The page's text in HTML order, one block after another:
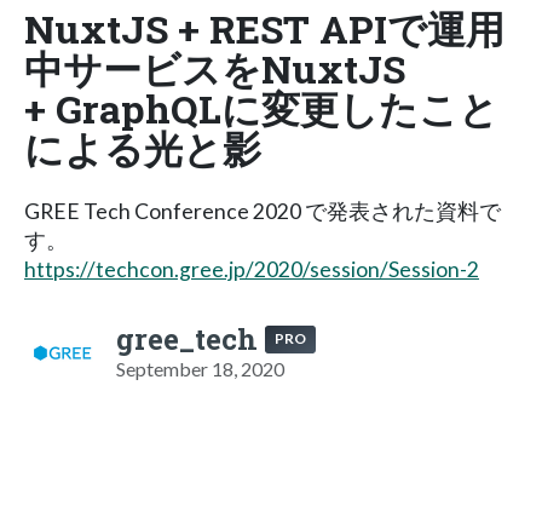
NuxtJS + REST APIで運用
中サービスをNuxtJS
+ GraphQLに変更したこと
による光と影
GREE Tech Conference 2020 で発表された資料で
す。
https://techcon.gree.jp/2020/session/Session-2
gree_tech PRO
September 18, 2020